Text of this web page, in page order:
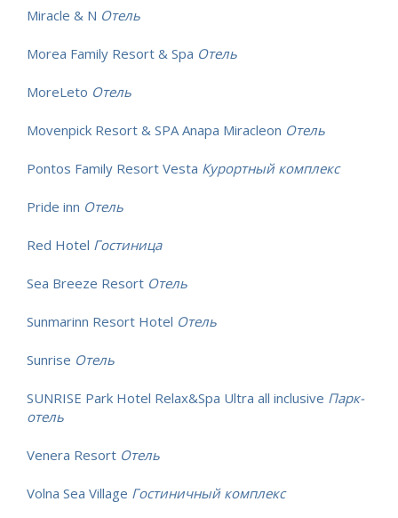
Miracle & N Отель
Morea Family Resort & Spa Отель
MoreLeto Отель
Movenpick Resort & SPA Anapa Miracleon Отель
Pontos Family Resort Vesta Курортный комплекс
Pride inn Отель
Red Hotel Гостиница
Sea Breeze Resort Отель
Sunmarinn Resort Hotel Отель
Sunrise Отель
SUNRISE Park Hotel Relax&Spa Ultra all inclusive Парк-
отель
Venera Resort Отель
Volna Sea Village Гостиничный комплекс